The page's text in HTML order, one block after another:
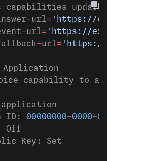
capabilities update
-url= 'https://
-url= 'https://
-url= 'https://
Application
capability to
application
ID: 00000000-0000-0000
Off
Key: Set